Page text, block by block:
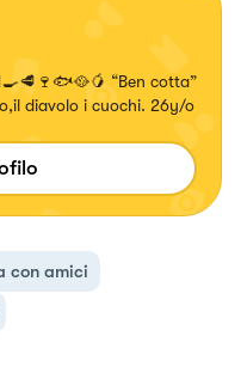
“Ben cotta”
diavolo i cuochi. 26y/o
con amici